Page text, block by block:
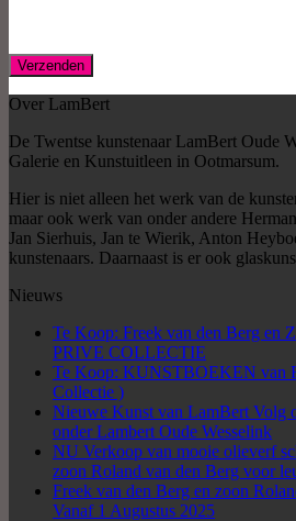
Over LamBert
De Twentse kunstenaar LamBert Oude
Galerie en Kunstuitleen in Ootmarsum.
Hier is niet alleen het werk van de
maar ook werk van onder andere
Jan Sierhuis, Jan te Wierik, Anton
kunstenaars. Daarnaast is er ook
Nieuws
Te Koop: Freek van den Berg en
PRIVE COLLECTIE
Te Koop: KUNSTBOEKEN van
Collectie )
Nieuwe Kunst van LamBert Volg
onder Lambert Oude Wesselink
NU Verkoop van mooie olieverf
zoon Roland van den Berg voor
Freek van den Berg en zoon
Vanaf 1 Augustus 2025